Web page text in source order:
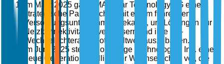
Im März 2025 gab SMA Solar Technology AG eine
strategische Partnerschaft mit einem führenden
Versorgungsunternehmen bekannt, um Lösungen zur
Netzkonnektivität zu verbessern und ihre PV-
Wechselrichterangebote weltweit auszubauen.
Im Juni 2025 stellte SolarEdge Technologies Inc. eine
neue Generation intelligenter Wechselrichter vor, die